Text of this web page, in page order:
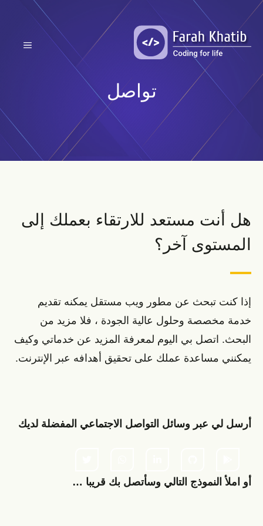
انتقل
المحتوى
القائمة
تواصل
هل أنت مستعد للارتقاء بعملك إلى
المستوى آخر؟
إذا كنت تبحث عن مطور ويب مستقل يمكنه تقديم
خدمة مخصصة وحلول عالية الجودة ، فلا مزيد من
البحث. اتصل بي اليوم لمعرفة المزيد عن خدماتي وكيف
يمكنني مساعدة عملك على تحقيق أهدافه عبر الإنترنت.
أرسل لي عبر وسائل التواصل الاجتماعي المفضلة لديك
أو املأ النموذج التالي وسأتصل بك قريبا …